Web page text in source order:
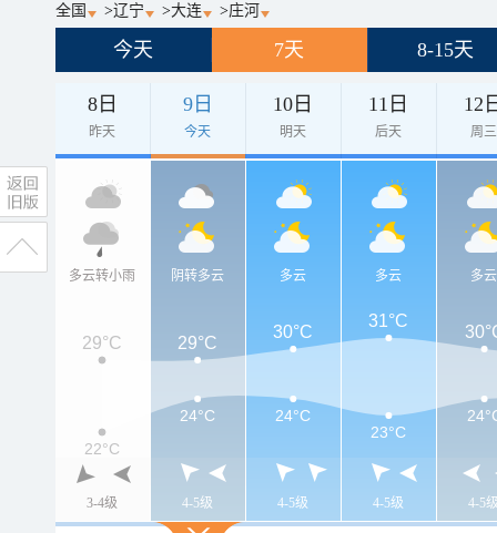
全国 >辽宁 >大连 >庄河
今天 7天 8-15天
8日
昨天
9日
今天
10日
明天
11日
后天
12
周三
多云转小雨
3-4级
阴转多云
4-5级
多云
4-5级
多云
4-5级
多云
4-5
29°C 29°C
30°C
31°C
22°C
24°C
24°C
23°C